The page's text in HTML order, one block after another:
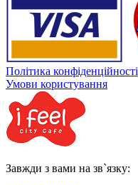
Політика конфіденційності
Умови користування
Завжди з вами на зв`язку: